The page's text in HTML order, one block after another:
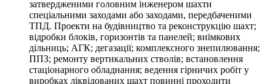
затвердженими головним інженером шахти
спеціальними заходами або заходами, передбаченими
ТПД. Проекти на будівництво та реконструкцію шахт;
відробки блоків, горизонтів та панелей; виїмкових
дільниць; АГК; дегазації; комплексного знепилювання;
ППЗ; ремонту вертикальних стволів; встановлення
стаціонарного обладнання; ведення гірничих робіт у
виробках ліквідованих шахт повинні проходити